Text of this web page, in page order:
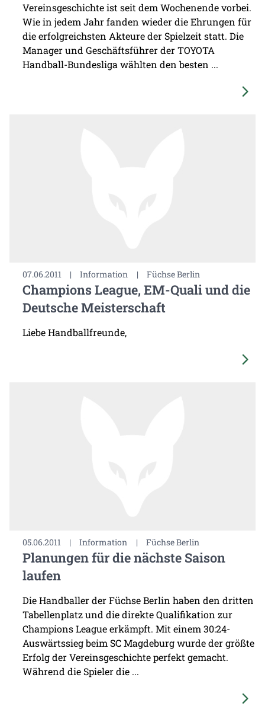
Vereinsgeschichte ist seit dem Wochenende vorbei.
Wie in jedem Jahr fanden wieder die Ehrungen für
die erfolgreichsten Akteure der Spielzeit statt. Die
Manager und Geschäftsführer der TOYOTA
Handball-Bundesliga wählten den besten ...
07.06.2011 | Information | Füchse Berlin
Champions League, EM-Quali und die
Deutsche Meisterschaft
Liebe Handballfreunde,
05.06.2011 | Information | Füchse Berlin
Planungen für die nächste Saison
laufen
Die Handballer der Füchse Berlin haben den dritten
Tabellenplatz und die direkte Qualifikation zur
Champions League erkämpft. Mit einem 30:24-
Auswärtssieg beim SC Magdeburg wurde der größte
Erfolg der Vereinsgeschichte perfekt gemacht.
Während die Spieler die ...